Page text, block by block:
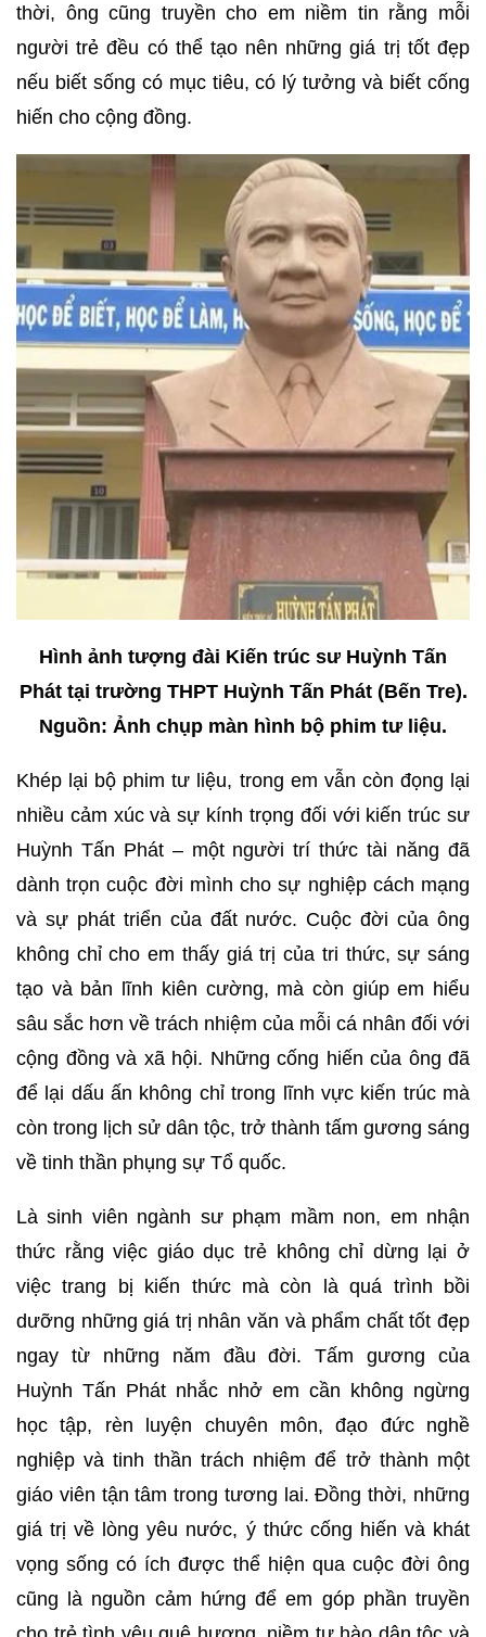
thời, ông cũng truyền cho em niềm tin rằng mỗi
người trẻ đều có thể tạo nên những giá trị tốt đẹp
nếu biết sống có mục tiêu, có lý tưởng và biết cống
hiến cho cộng đồng.
Hình ảnh tượng đài Kiến trúc sư Huỳnh Tấn
Phát tại trường THPT Huỳnh Tấn Phát (Bến Tre).
Nguồn: Ảnh chụp màn hình bộ phim tư liệu.
Khép lại bộ phim tư liệu, trong em vẫn còn đọng lại
nhiều cảm xúc và sự kính trọng đối với kiến trúc sư
Huỳnh Tấn Phát – một người trí thức tài năng đã
dành trọn cuộc đời mình cho sự nghiệp cách mạng
và sự phát triển của đất nước. Cuộc đời của ông
không chỉ cho em thấy giá trị của tri thức, sự sáng
tạo và bản lĩnh kiên cường, mà còn giúp em hiểu
sâu sắc hơn về trách nhiệm của mỗi cá nhân đối với
cộng đồng và xã hội. Những cống hiến của ông đã
để lại dấu ấn không chỉ trong lĩnh vực kiến trúc mà
còn trong lịch sử dân tộc, trở thành tấm gương sáng
về tinh thần phụng sự Tổ quốc.
Là sinh viên ngành sư phạm mầm non, em nhận
thức rằng việc giáo dục trẻ không chỉ dừng lại ở
việc trang bị kiến thức mà còn là quá trình bồi
dưỡng những giá trị nhân văn và phẩm chất tốt đẹp
ngay từ những năm đầu đời. Tấm gương của
Huỳnh Tấn Phát nhắc nhở em cần không ngừng
học tập, rèn luyện chuyên môn, đạo đức nghề
nghiệp và tinh thần trách nhiệm để trở thành một
giáo viên tận tâm trong tương lai. Đồng thời, những
giá trị về lòng yêu nước, ý thức cống hiến và khát
vọng sống có ích được thể hiện qua cuộc đời ông
cũng là nguồn cảm hứng để em góp phần truyền